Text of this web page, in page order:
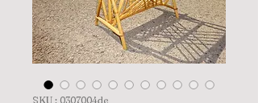
SKU : 0307004de